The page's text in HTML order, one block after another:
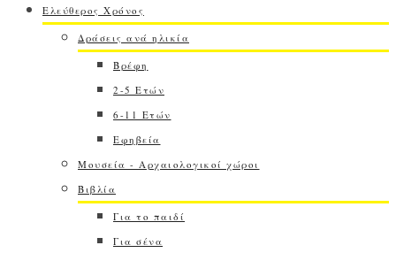
Ελεύθερος Χρόνος
Δράσεις ανά ηλικία
Βρέφη
2-5 Ετών
6-11 Ετών
Εφηβεία
Μουσεία - Αρχαιολογικοί χώροι
Βιβλία
Για το παιδί
Για σένα